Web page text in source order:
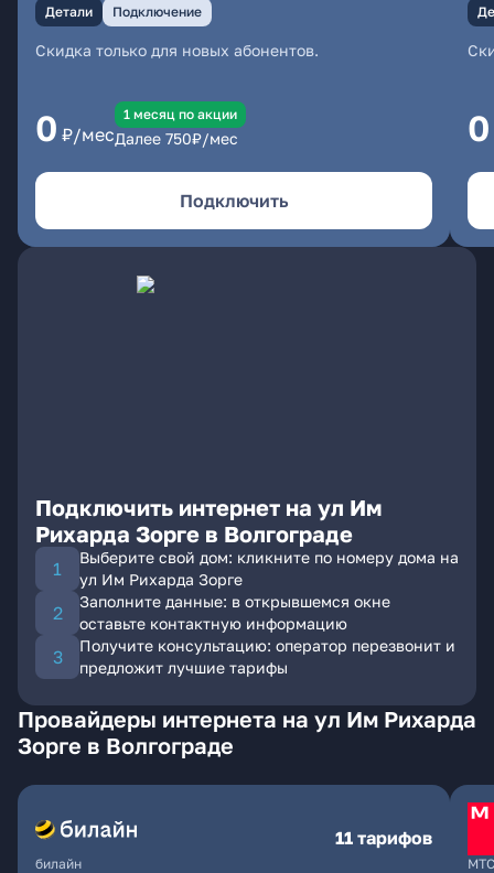
Детали Подключение
Скидка только для новых абонентов.
0 ₽/мес
1 месяц по акции
Далее 750₽/мес
Подключить
0
Подключить интернет на ул Им
Рихарда Зорге в Волгограде
Выберите свой дом: кликните по номеру дома на
ул Им Рихарда Зорге
Заполните данные: в открывшемся окне
оставьте контактную информацию
Получите консультацию: оператор перезвонит и
предложит лучшие тарифы
Провайдеры интернета на ул Им Рихарда
Зорге в Волгограде
билайн
11 тарифов
МТС